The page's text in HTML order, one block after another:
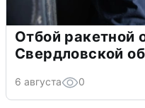
Отбой ракетной
Свердловской
6 августа 0